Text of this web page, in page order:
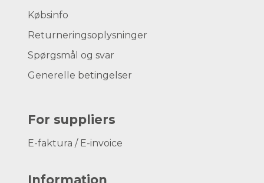
Købsinfo
Returneringsoplysninger
Spørgsmål og svar
Generelle betingelser
For suppliers
E-faktura / E-invoice
Information